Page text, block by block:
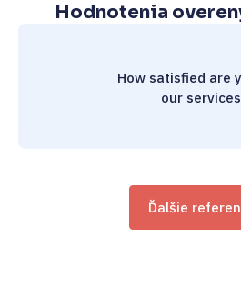
Hodnotenia
How satisfied are
our
Ďalšie